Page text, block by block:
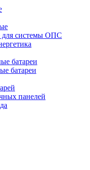
для системы ОПС
батареи
батареи
панелей